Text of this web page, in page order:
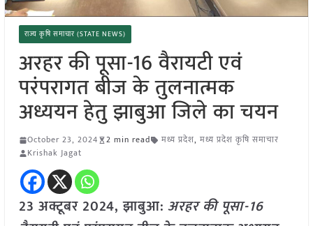
राज्य कृषि समाचार (STATE NEWS)
अरहर की पूसा-16 वैरायटी एवं
परंपरागत बीज के तुलनात्मक
अध्ययन हेतु झाबुआ जिले का चयन
October 23, 2024 2 min read मध्य प्रदेश, मध्य प्रदेश कृषि समाचार
Krishak Jagat
23 अक्टूबर 2024, झाबुआ: अरहर की पूसा-16